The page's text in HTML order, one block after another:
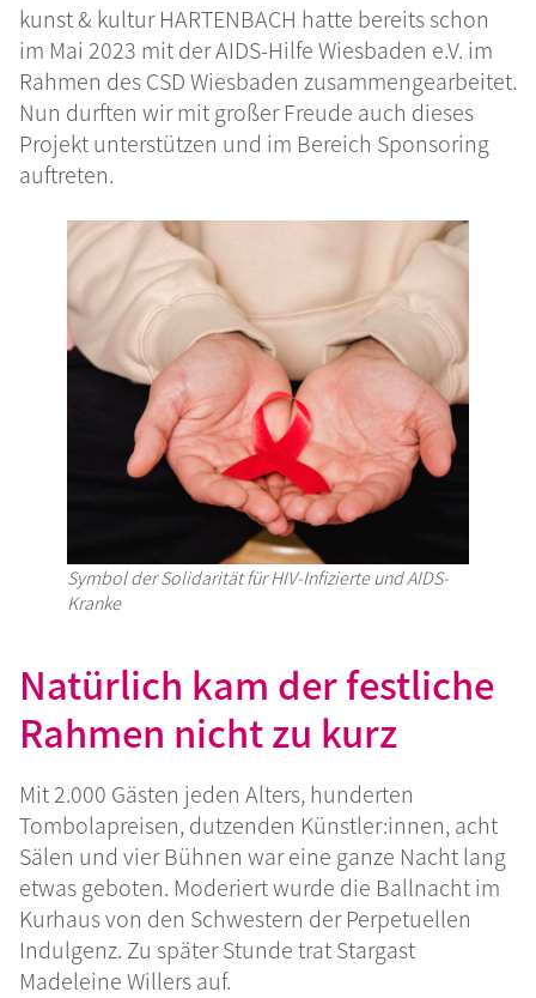
kunst & kultur HARTENBACH hatte bereits schon
im Mai 2023 mit der AIDS-Hilfe Wiesbaden e.V. im
Rahmen des CSD Wiesbaden zusammengearbeitet.
Nun durften wir mit großer Freude auch dieses
Projekt unterstützen und im Bereich Sponsoring
auftreten.
Symbol der Solidarität für HIV-Infizierte und AIDS-
Kranke
Natürlich kam der festliche
Rahmen nicht zu kurz
Mit 2.000 Gästen jeden Alters, hunderten
Tombolapreisen, dutzenden Künstler:innen, acht
Sälen und vier Bühnen war eine ganze Nacht lang
etwas geboten. Moderiert wurde die Ballnacht im
Kurhaus von den Schwestern der Perpetuellen
Indulgenz. Zu später Stunde trat Stargast
Madeleine Willers auf.